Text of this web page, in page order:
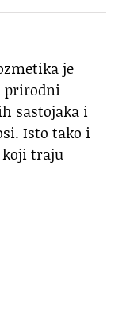
je
prirodni
sastojaka i
Isto tako i
traju